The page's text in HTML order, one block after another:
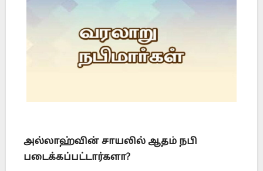
அல்லாஹ்வின் சாயலில் ஆதம் நபி
படைக்கப்பட்டார்களா?